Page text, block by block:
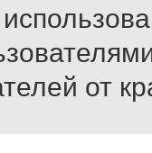
от